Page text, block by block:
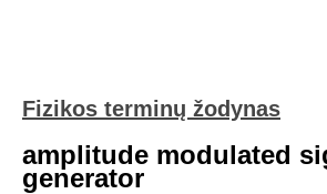
Fizikos terminų žodynas
amplitude modulated
generator